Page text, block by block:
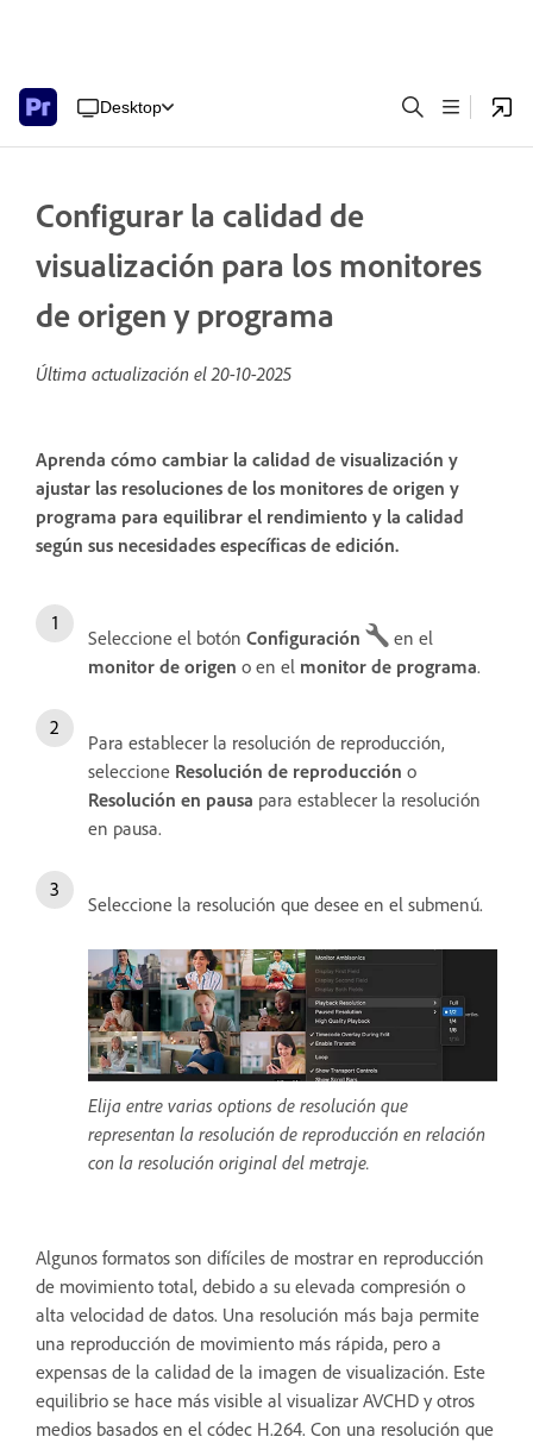
Desktop
Configurar la calidad de
visualización para los monitores
de origen y programa
Última actualización el20-10-2025
Aprenda cómo cambiar la calidad de visualización y
ajustar las resoluciones de los monitores de origen y
programa para equilibrar el rendimiento y la calidad
según sus necesidades específicas de edición.
Seleccione el botón Configuración
en el
monitor de origen o en el monitor de programa.
Para establecer la resolución de reproducción,
seleccione Resolución de reproducción o
Resolución en pausa para establecer la resolución
en pausa.
Seleccione la resolución que desee en el submenú.
Elija entre varias options de resolución que
representan la resolución de reproducción en relación
con la resolución original del metraje.
Algunos formatos son difíciles de mostrar en reproducción
de movimiento total, debido a su elevada compresión o
alta velocidad de datos. Una resolución más baja permite
una reproducción de movimiento más rápida, pero a
expensas de la calidad de la imagen de visualización. Este
equilibrio se hace más visible al visualizar AVCHD y otros
medios basados en el códec H.264. Con una resolución que